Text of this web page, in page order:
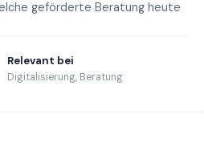
geförderte Beratung heute
Relevant bei
Digitalisierung, Beratung